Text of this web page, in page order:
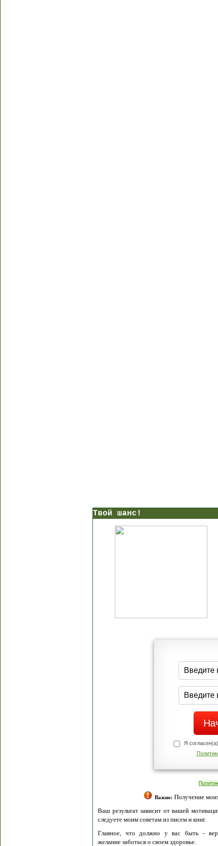
Твой шанс!
Я
Важно: Получение
Ваш результат зависит от вашей
следуете моим советам из писем и книг.
Главное, что должно у вас быть -
желание заботься о своем здоровье.